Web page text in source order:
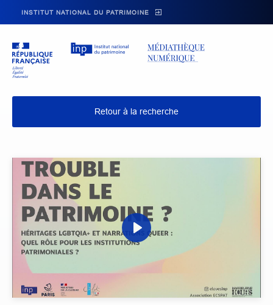
Retour à la recherche
INSTITUT NATIONAL DU PATRIMOINE
P
a